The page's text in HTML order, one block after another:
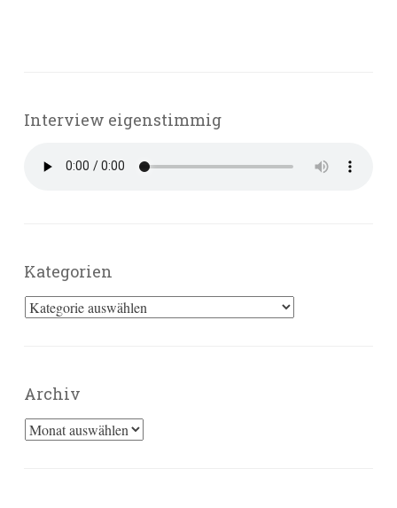
Interview eigenstimmig
Kategorien
Kategorien
Archiv
Archiv